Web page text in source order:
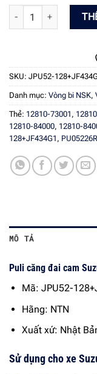
Puli căng đai cam
SKU: JPU52-
Danh mục: Vòng bi NSK,
Thẻ: 12810-73001 ,
12810-84000, 12810-
128+JF434G1 ,
MÔ TẢ
Puli căng đai cam
Mã: JPU52-
Hãng: NTN
Xuất xứ: Nhật
Sử dụng cho xe